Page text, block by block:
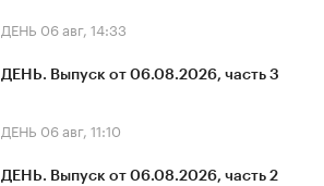
ДЕНЬ 06 авг, 14:33
ДЕНЬ. Выпуск от 06.08.2026, часть 3
ДЕНЬ 06 авг, 11:10
ДЕНЬ. Выпуск от 06.08.2026, часть 2